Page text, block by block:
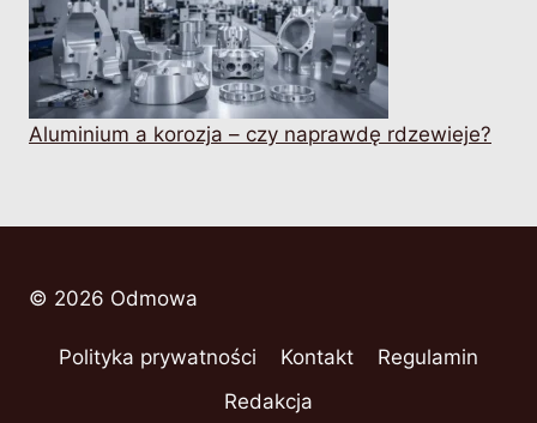
Aluminium a korozja – czy naprawdę rdzewieje?
© 2026 Odmowa
Polityka prywatności Kontakt
Regulamin
Redakcja